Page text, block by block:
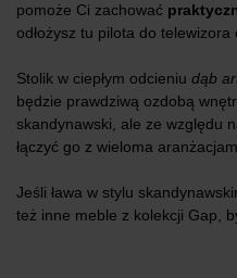
pomoże Ci zachować
odłożysz tu pilota do
Stolik w ciepłym odcieniu dąb
będzie prawdziwą ozdobą
skandynawski, ale ze względu
łączyć go z wieloma
Jeśli ława w stylu
też inne meble z kolekcji Gap,